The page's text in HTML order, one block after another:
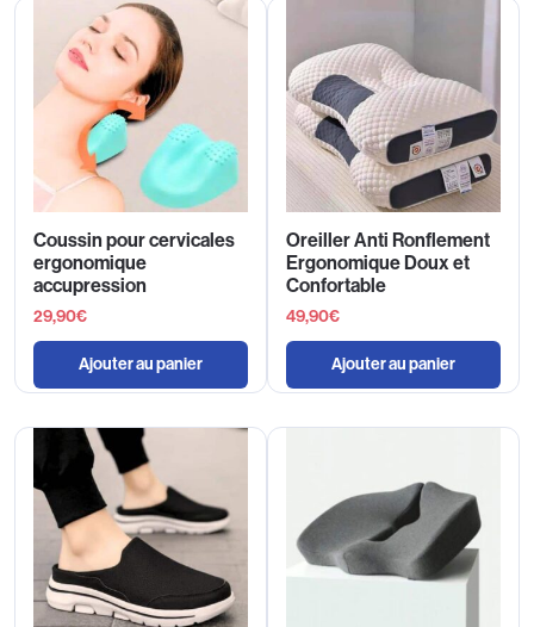
Coussin pour cervicales
ergonomique
accupression
29,90€
Ajouter au panier
Oreiller Anti Ronflement
Ergonomique Doux et
Confortable
49,90€
Ajouter au panier